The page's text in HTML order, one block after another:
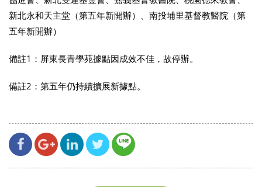
新北永和天主堂（第五年新開辦）、南投埔里基督教醫院（第
五年新開辦）
備註1：屏東長青學苑據點因成效不佳，故停辦。
備註2：第五年仍持續擴展新據點。